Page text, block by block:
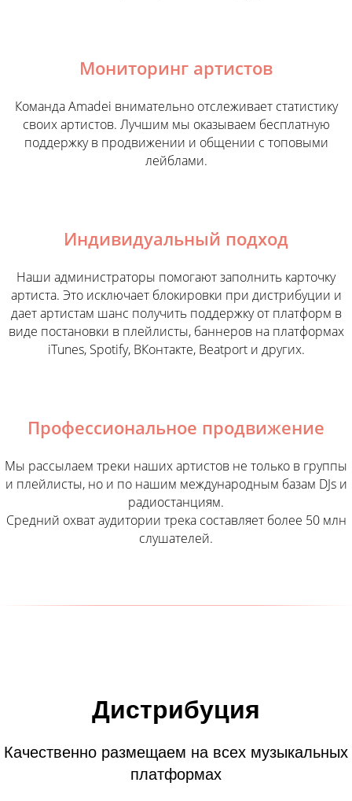
Мониторинг артистов
Команда Amadei внимательно отслеживает статистику
своих артистов. Лучшим мы оказываем бесплатную
поддержку в продвижении и общении с топовыми
лейблами.
Индивидуальный подход
Наши администраторы помогают заполнить карточку
артиста. Это исключает блокировки при дистрибуции и
дает артистам шанс получить поддержку от платформ в
виде постановки в плейлисты, баннеров на платформах
iTunes, Spotify, ВКонтакте, Beatport и других.
Профессиональное продвижение
Мы рассылаем треки наших артистов не только в группы
и плейлисты, но и по нашим международным базам DJs и
радиостанциям.
Средний охват аудитории трека составляет более 50 млн
слушателей.
Дистрибуция
Качественно размещаем на всех музыкальных
платформах